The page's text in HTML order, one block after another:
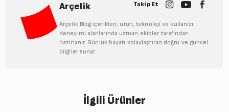
Arçelik Takip Et
Arçelik Blog içerikleri; ürün, teknoloji ve kullanıcı
deneyimi alanlarında uzman ekipler tarafından
hazırlanır. Günlük hayatı kolaylaştıran doğru ve güncel
bilgiler sunar.
İlgili Ürünler